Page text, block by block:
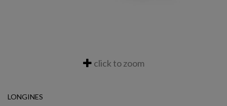
click to zoom
LONGINES